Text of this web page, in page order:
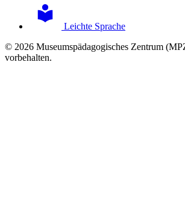
Leichte Sprache
© 2026 Museumspädagogisches Zentrum
vorbehalten.